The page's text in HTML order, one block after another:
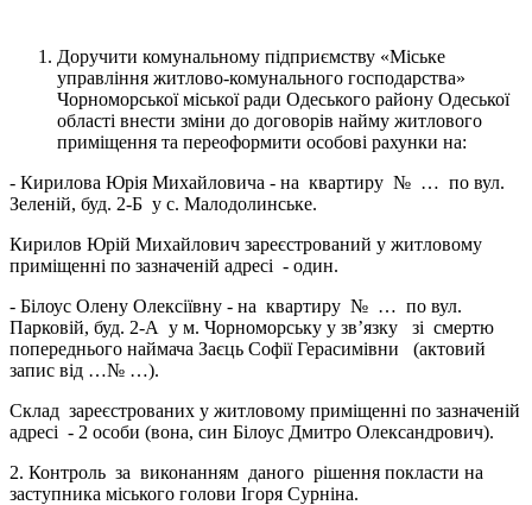
Доручити комунальному підприємству «Міське
управління житлово-комунального господарства»
Чорноморської міської ради Одеського району Одеської
області внести зміни до договорів найму житлового
приміщення та переоформити особові рахунки на:
- Кирилова Юрія Михайловича - на квартиру № … по вул.
Зеленій, буд. 2-Б у с. Малодолинське.
Кирилов Юрій Михайлович зареєстрований у житловому
приміщенні по зазначеній адресі - один.
- Білоус Олену Олексіївну - на квартиру № … по вул.
Парковій, буд. 2-А у м. Чорноморську у зв’язку зі смертю
попереднього наймача Заєць Софії Герасимівни (актовий
запис від …№ …).
Склад зареєстрованих у житловому приміщенні по зазначеній
адресі - 2 особи (вона, син Білоус Дмитро Олександрович).
2. Контроль за виконанням даного рішення покласти на
заступника міського голови Ігоря Сурніна.